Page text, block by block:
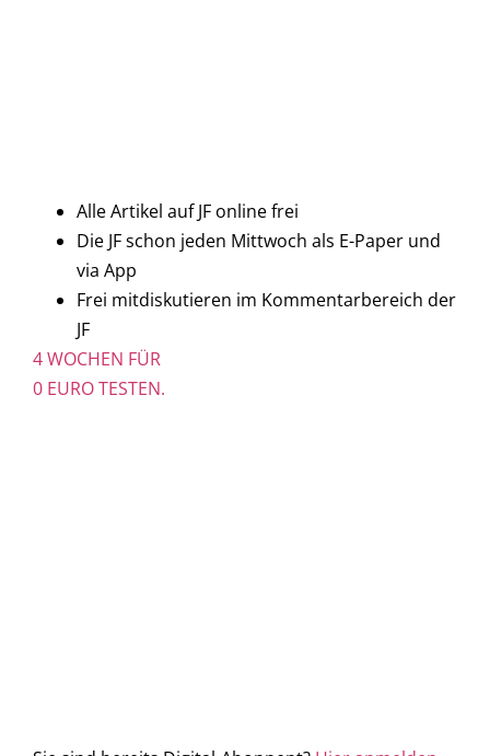
Alle Artikel auf JF online frei
Die JF schon jeden Mittwoch als E-Paper und
via App
Frei mitdiskutieren im Kommentarbereich der
JF
4 WOCHEN FÜR
0 EURO TESTEN.